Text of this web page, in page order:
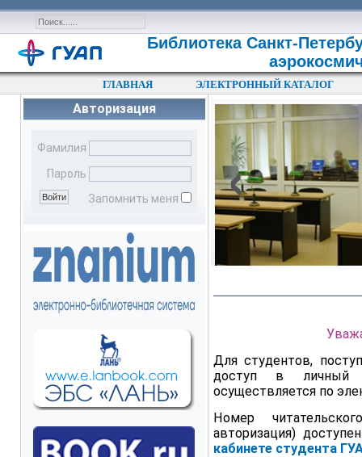
Библиотека Санкт-
ГЛАВНАЯ ЭЛЕКТРОННЫЙ КАТАЛОГ
Авторизация
Фамилия
Пароль
Запомнить меня
‹
Для студентов,
доступ в личный
осуществляется по
Номер
авторизация)
кабинете студента